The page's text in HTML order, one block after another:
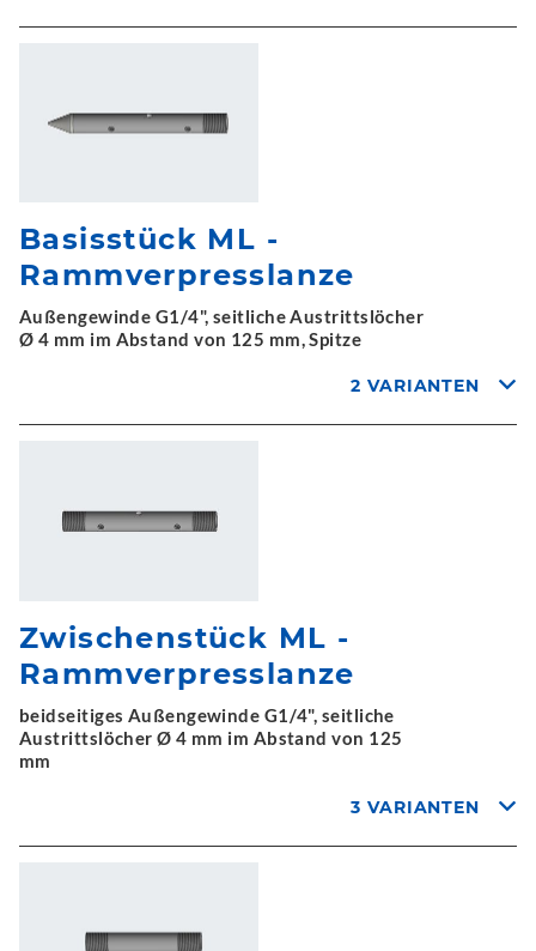
Basisstück ML -
Rammverpresslanze
Außengewinde G1/4", seitliche Austrittslöcher
Ø 4 mm im Abstand von 125 mm, Spitze
2 VARIANTEN
Zwischenstück ML -
Rammverpresslanze
beidseitiges Außengewinde G1/4", seitliche
Austrittslöcher Ø 4 mm im Abstand von 125
mm
3 VARIANTEN